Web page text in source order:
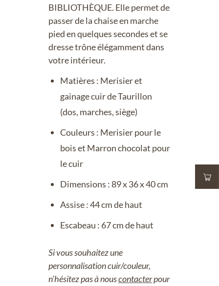
BIBLIOTHÈQUE. Elle permet de
passer de la chaise en marche
pied en quelques secondes et se
dresse trône élégamment dans
votre intérieur.
Matières : Merisier et
gainage cuir de Taurillon
(dos, marches, siège)
Couleurs : Merisier pour le
bois et Marron chocolat pour
le cuir
Dimensions : 89 x 36 x 40 cm
Assise : 44 cm de haut
Escabeau : 67 cm de haut
Si vous souhaitez une
personnalisation cuir/couleur,
n’hésitez pas à nouscontacterpour